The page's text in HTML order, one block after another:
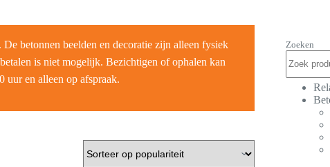
betonnen beelden en decoratie zijn alleen fysiek
is niet mogelijk. Bezichtigen of ophalen kan
uur en alleen op afspraak.
Zoeken